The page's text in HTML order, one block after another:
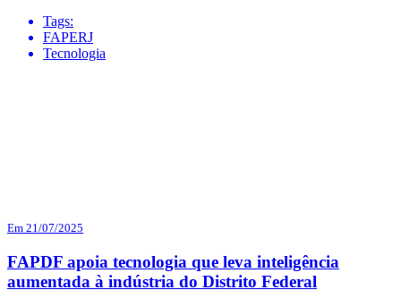
Tags:
FAPERJ
Tecnologia
Em 21/07/2025
FAPDF apoia tecnologia que leva inteligência
aumentada à indústria do Distrito Federal